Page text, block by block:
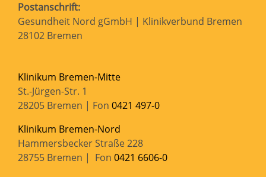
Postanschrift:
Gesundheit Nord gGmbH | Klinikverbund Bremen
28102 Bremen
Klinikum Bremen-Mitte
St.-Jürgen-Str. 1
28205 Bremen | Fon 0421 497-0
Klinikum Bremen-Nord
Hammersbecker Straße 228
28755 Bremen | Fon 0421 6606-0